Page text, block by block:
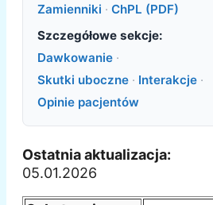
Zamienniki · ChPL (PDF)
Szczegółowe sekcje:
Dawkowanie ·
Skutki uboczne · Interakcje ·
Opinie pacjentów
Ostatnia aktualizacja:
05.01.2026